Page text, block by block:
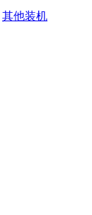
其他装机